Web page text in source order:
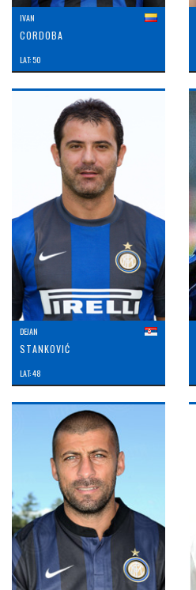
IVAN
CORDOBA
LAT: 50
DEJAN
STANKOVIĆ
LAT: 48